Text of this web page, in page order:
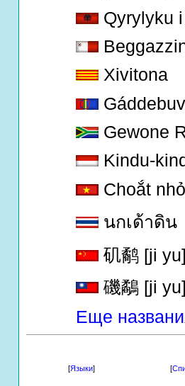
Qyrylyku
Xivitona
Gewone
Kindu-
Choắt nhỏ
นกเด้าดิน
矶鹬 [ji
磯鷸 [ji
Еще
[Языки] [